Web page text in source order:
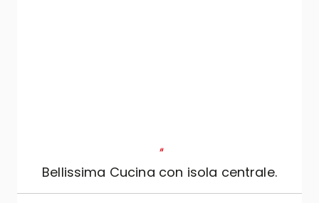
"
Bellissima Cucina con isola centrale.